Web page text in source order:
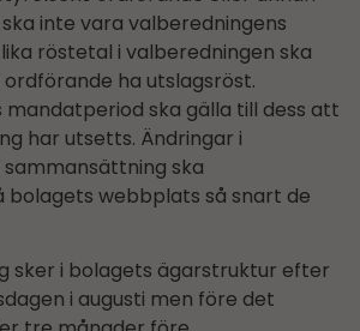
inte vara valberedningens
röstetal i valberedningen ska
ha utslagsröst.
mandatperiod ska gälla till dess att
har utsetts. Ändringar i
ska
bolagets webbplats så snart de
sker i bolagets ägarstruktur efter
i augusti men före det